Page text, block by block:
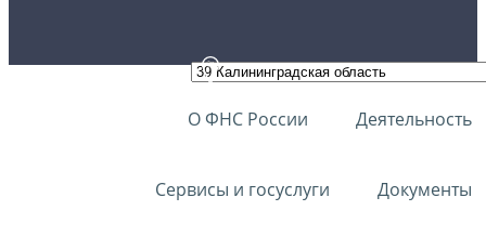
О ФНС России Деятельность
Сервисы и госуслуги Документы